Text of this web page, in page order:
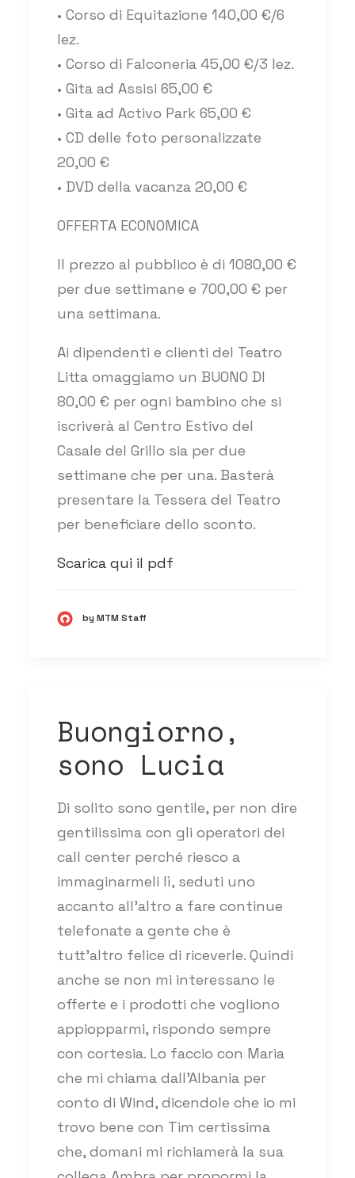
• Corso di Equitazione 140,00 €/6
lez.
• Corso di Falconeria 45,00 €/3 lez.
• Gita ad Assisi 65,00 €
• Gita ad Activo Park 65,00 €
• CD delle foto personalizzate
20,00 €
• DVD della vacanza 20,00 €
OFFERTA ECONOMICA
Il prezzo al pubblico è di 1080,00 €
per due settimane e 700,00 € per
una settimana.
Ai dipendenti e clienti del Teatro
Litta omaggiamo un BUONO DI
80,00 € per ogni bambino che si
iscriverà al Centro Estivo del
Casale del Grillo sia per due
settimane che per una. Basterà
presentare la Tessera del Teatro
per beneficiare dello sconto.
Scarica qui il pdf
by MTM Staff
Buongiorno,
sono Lucia
Di solito sono gentile, per non dire
gentilissima con gli operatori dei
call center perché riesco a
immaginarmeli lì, seduti uno
accanto all’altro a fare continue
telefonate a gente che è
tutt’altro felice di riceverle. Quindi
anche se non mi interessano le
offerte e i prodotti che vogliono
appiopparmi, rispondo sempre
con cortesia. Lo faccio con Maria
che mi chiama dall’Albania per
conto di Wind, dicendole che io mi
trovo bene con Tim certissima
che, domani mi richiamerà la sua